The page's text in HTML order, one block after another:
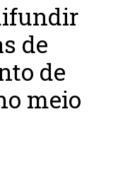
de
de
meio